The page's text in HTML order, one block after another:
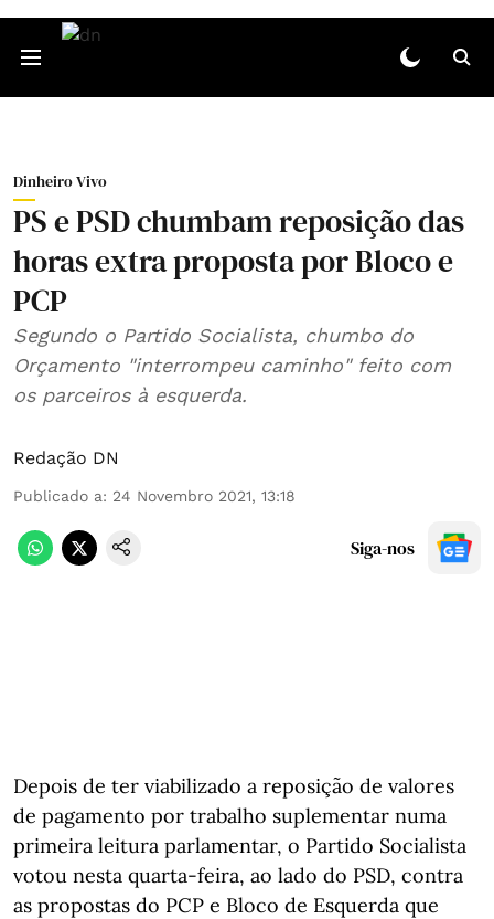
Dinheiro Vivo
PS e PSD chumbam reposição das
horas extra proposta por Bloco e
PCP
Segundo o Partido Socialista, chumbo do
Orçamento "interrompeu caminho" feito com
os parceiros à esquerda.
Redação DN
Publicado a: 24 Novembro 2021, 13:18
Siga-nos
Depois de ter viabilizado a reposição de valores
de pagamento por trabalho suplementar numa
primeira leitura parlamentar, o Partido Socialista
votou nesta quarta-feira, ao lado do PSD, contra
as propostas do PCP e Bloco de Esquerda que